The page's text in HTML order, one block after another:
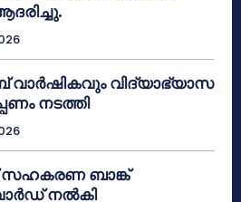
വാർഷികവും വിദ്യാഭ്യാസ
നടത്തി
സഹകരണ ബാങ്ക്
നൽകി